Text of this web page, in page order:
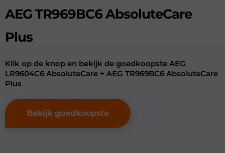
AEG TR969BC6 AbsoluteCare
Plus
Klik op de knop en bekijk de goedkoopste AEG
LR9604C6 AbsoluteCare + AEG TR969BC6 AbsoluteCare
Plus
Bekijk goedkoopste